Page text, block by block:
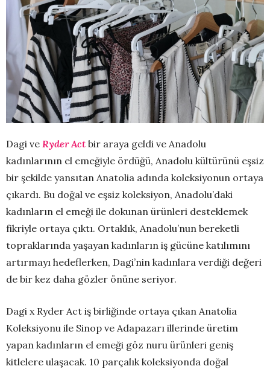
Dagi ve Ryder Act bir araya geldi ve Anadolu
kadınlarının el emeğiyle ördüğü, Anadolu kültürünü eşsiz
bir şekilde yansıtan Anatolia adında koleksiyonun ortaya
çıkardı. Bu doğal ve eşsiz koleksiyon, Anadolu’daki
kadınların el emeği ile dokunan ürünleri desteklemek
fikriyle ortaya çıktı. Ortaklık, Anadolu’nun bereketli
topraklarında yaşayan kadınların iş gücüne katılımını
artırmayı hedeflerken, Dagi’nin kadınlara verdiği değeri
de bir kez daha gözler önüne seriyor.
Dagi x Ryder Act iş birliğinde ortaya çıkan Anatolia
Koleksiyonu ile Sinop ve Adapazarı illerinde üretim
yapan kadınların el emeği göz nuru ürünleri geniş
kitlelere ulaşacak. 10 parçalık koleksiyonda doğal